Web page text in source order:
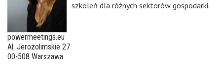
szkoleń dla różnych sektorów gospodarki.
powermeetings.eu
Al. Jerozolimskie 27
00-508 Warszawa